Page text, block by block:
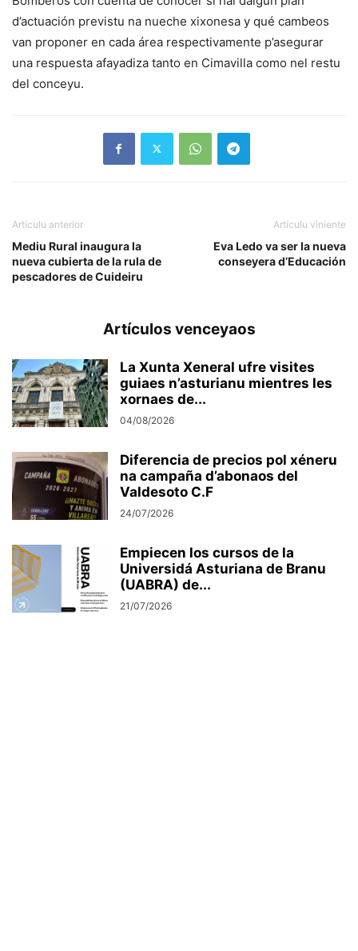
d’actuación previstu na nueche xixonesa y qué cambeos
van proponer en cada área respectivamente p’asegurar
una respuesta afayadiza tanto en Cimavilla como nel restu
del conceyu.
Artículu anterior
Mediu Rural inaugura la
nueva cubierta de la rula de
pescadores de Cuideiru
Artículu viniente
Eva Ledo va ser la nueva
conseyera d’Educación
Artículos venceyaos
La Xunta Xeneral ufre visites
guiaes n’asturianu mientres les
xornaes de...
04/08/2026
Diferencia de precios pol xéneru
na campaña d’abonaos del
Valdesoto C.F
24/07/2026
Empiecen los cursos de la
Universidá Asturiana de Branu
(UABRA) de...
21/07/2026